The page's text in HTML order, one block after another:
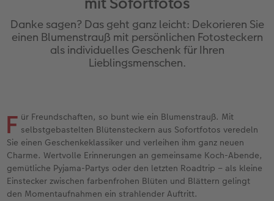
Erinnerungstasche
Personalisierter Schuber
Bestellwege
Jahrbuch
Reisefotobuch
Kundenbeispiele
Fotocollage
hexxas
Acrylglas
Gallery Print
Hartschaum
Mehrteiler
Fotosets
Fotosticker
Art Prints
Rahmen
Fotogrößen & Formate
Bestellwege
Sofortfotos
Sofortsticker
Sofortfotos mit Rahmen
Sofortfotos mit Design
Sofortfotostreifen
Sofortfotogrußkarten
Fototassen
Emaille Becher
Trinkflasche
Schule & Büro
Textilien
Art Prints
Babykarten
Geburtskarten
Taufkarten
Fotokarten
Digitale Grußkarte
Bestellwege
Silikonhüllen
Handykette
Kunststoffhüllen
Holzhüllen
Bio-based Case
Mit Design
Wandkalender Fineline
Kundenbeispiele
Papierqualitäten
Designvorlagen
Kalender mit fertigem Design
Gestaltungsideen
für Männer
für Frauen
für Freundinnen
für Großeltern
für Tierfreunde
Einfach & schnell gestaltet
Baby
Erste Schritte
Kreative Ideen mit Sofortfotos
Fotobuch für Anfänger
Softwaretipps
Videotutorials
Neue Funktionen
Erste Schritte
Softwaretipps
Danke sagen? Das geht ganz leicht: Dekorieren Sie
einen Blumenstrauß mit persönlichen Fotosteckern
als individuelles Geschenk für Ihren
Lieblingsmenschen.
F ür Freundschaften, so bunt wie ein Blumenstrauß. Mit
selbstgebastelten Blütensteckern aus Sofortfotos veredeln
Sie einen Geschenkeklassiker und verleihen ihm ganz neuen
Charme. Wertvolle Erinnerungen an gemeinsame Koch-Abende,
gemütliche Pyjama-Partys oder den letzten Roadtrip – als kleine
Einstecker zwischen farbenfrohen Blüten und Blättern gelingt
den Momentaufnahmen ein strahlender Auftritt.